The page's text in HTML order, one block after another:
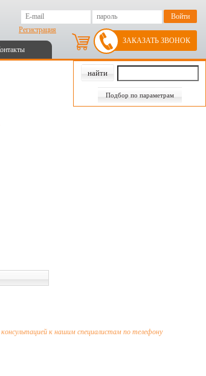
Регистрация
ЗАКАЗАТЬ ЗВОНОК
Подбор по параметрам
к нашим специалистам по телефону